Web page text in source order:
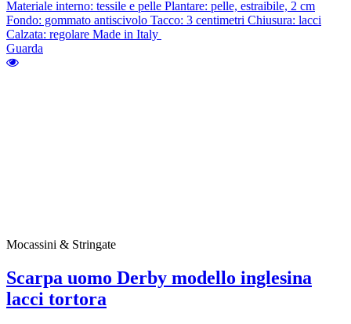
Materiale interno: tessile e pelle Plantare: pelle, estraibile, 2 cm
Fondo: gommato antiscivolo Tacco: 3 centimetri Chiusura: lacci
Calzata: regolare Made in Italy
Guarda
Mocassini & Stringate
Scarpa uomo Derby modello inglesina
lacci tortora